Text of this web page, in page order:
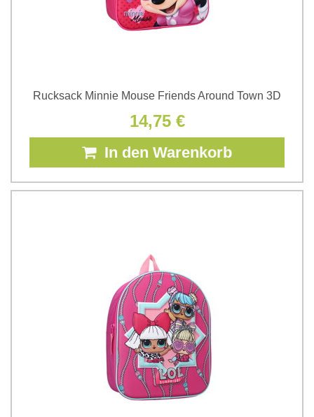
Rucksack Minnie Mouse Friends Around Town 3D
14,75 €
In den Warenkorb